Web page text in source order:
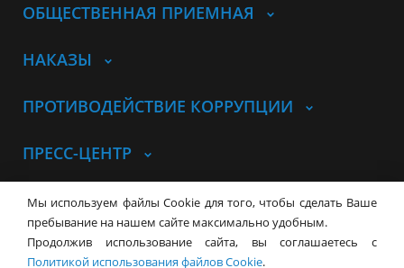
ОБЩЕСТВЕННАЯ ПРИЕМНАЯ
НАКАЗЫ
ПРОТИВОДЕЙСТВИЕ КОРРУПЦИИ
ПРЕСС-ЦЕНТР
© Совет депутатов города
НовосибирскаКонтакты Карта сайта
630099, г. Новосибирск, Красный
Мы используем файлы Cookie для того, чтобы сделать Ваше
пребывание на нашем сайте максимально удобным.
Продолжив использование сайта, вы соглашаетесь с
Политикой использования файлов Cookie.